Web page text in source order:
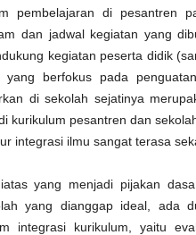
pembelajaran di pesantren
dan jadwal kegiatan yang
kegiatan peserta didik(
yang berfokuspada penguatan
disekolah sejatinya
kurikulum pesantren dan
integrasi ilmu sangat terasa
yang menjadi pijakan
yang dianggapideal, ada
integrasi kurikulum yaitu